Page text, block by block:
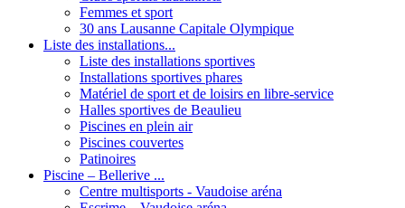
Femmes et sport
30 ans Lausanne Capitale Olympique
Liste des installations...
Liste des installations sportives
Installations sportives phares
Matériel de sport et de loisirs en libre-service
Halles sportives de Beaulieu
Piscines en plein air
Piscines couvertes
Patinoires
Piscine – Bellerive ...
Centre multisports - Vaudoise aréna